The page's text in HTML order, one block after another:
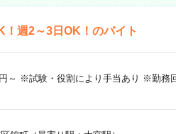
週2～3日OK！のバイト
～ ※試験・役割により手当あり ※勤務